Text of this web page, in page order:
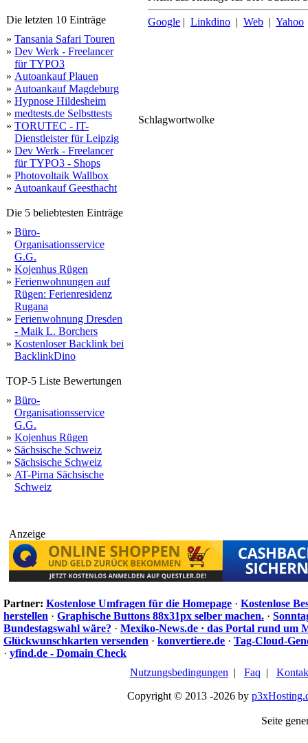
Die letzten 10 Einträge
» Tansania Safari Touren
» Dev Werk - Freelancer
für TYPO3
» Autoankauf Plauen
» Autoankauf Magdeburg
» Hypnose Hildesheim
» medtests.de Selbsttests
» TORUTEC - IT-
Dienstleister für Leipzig
» Dev Werk - Freelancer
für TYPO3 - Shops
» Photovoltaik Wallbox
» Autoankauf Geesthacht
Die 5 beliebtesten Einträge
» Büro-
Organisationsservice
G.G.
» Kojenhus Rügen
» Ferienwohnungen auf
Rügen: Ferienresidenz
Rugana
» Ferienwohnung Dresden
- Maik L. Borchers
» Kostenloser Backlink bei
BacklinkDino
TOP-5 Liste Bewertungen
» Büro-
Organisationsservice
G.G.
» Kojenhus Rügen
» Sächsische Schweiz
» Sächsische Schweiz
» AT-Pirna Sächsische
Schweiz
Google | Linkdino | Web | Yahoo
Schlagwortwolke
Anzeige
Partner: Kostenlose Umfragen für die Homepage · Kostenlose
herstellen · Graphische Buttons 88x31px selber machen. ·
Bundestagswahl wäre? · Mexiko-News.de · das Portal rund um
Glückwunschkarten versenden · konvertiere.de · Tag-Cloud-
· yfind.de - Domain Check
Nutzungsbedingungen | Faq |
Copyright © 2013 -2026 by
Seite